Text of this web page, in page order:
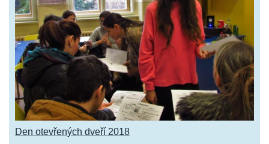
Den otevřených dveří 2018